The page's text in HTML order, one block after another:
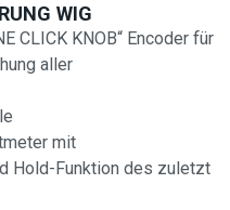
WIG
CLICK KNOB“ Encoder für
aller
mit
Hold-Funktion des zuletzt